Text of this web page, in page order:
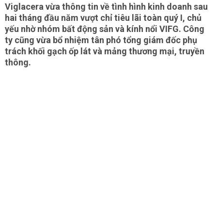
Viglacera vừa thông tin về tình hình kinh doanh sau
hai tháng đầu năm vượt chỉ tiêu lãi toàn quý I, chủ
yếu nhờ nhóm bất động sản và kính nổi VIFG. Công
ty cũng vừa bổ nhiệm tân phó tổng giám đốc phụ
trách khối gạch ốp lát và mảng thương mại, truyền
thông.